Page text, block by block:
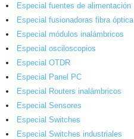
Especial fuentes de alimentación
Especial fusionadoras fibra óptica
Especial módulos inalámbricos
Especial osciloscopios
Especial OTDR
Especial Panel PC
Especial Routers inalámbricos
Especial Sensores
Especial Switches
Especial Switches industriales